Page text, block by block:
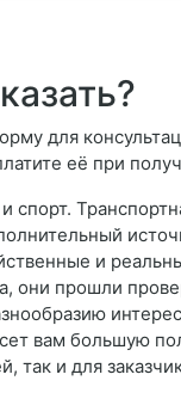
для
её при
спорт.
и
они прошли
вам большую
так и для